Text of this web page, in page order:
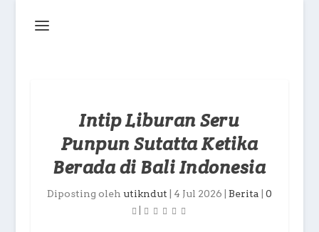
Intip Liburan Seru
Punpun Sutatta Ketika
Berada di Bali Indonesia
Diposting oleh utikndut 4 Jul 2026 Berita
0